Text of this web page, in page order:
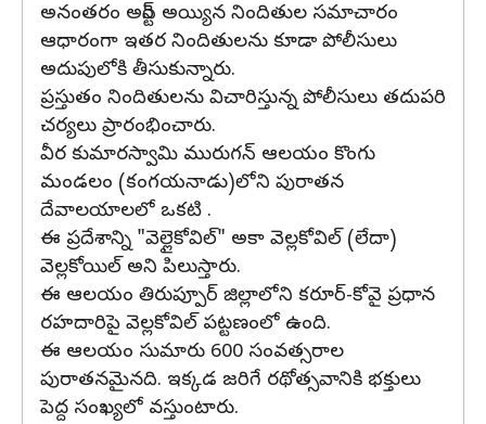
అనంతరం అరెస్ట్ అయ్యిన నిందితుల సమాచారం
ఆధారంగా ఇతర నిందితులను కూడా పోలీసులు
అదుపులోకి తీసుకున్నారు.
ప్రస్తుతం నిందితులను విచారిస్తున్న పోలీసులు తదుపరి
చర్యలు ప్రారంభించారు.
వీర కుమారస్వామి మురుగన్ ఆలయం కొంగు
మండలం (కంగయనాడు)లోని పురాతన
దేవాలయాలలో ఒకటి .
ఈ ప్రదేశాన్ని "వెల్లైకోవిల్" అకా వెల్లకోవిల్ (లేదా)
వెల్లకోయిల్ అని పిలుస్తారు.
ఈ ఆలయం తిరుప్పూర్ జిల్లాలోని కరూర్-కోవై ప్రధాన
రహదారిపై వెల్లకోవిల్ పట్టణంలో ఉంది.
ఈ ఆలయం సుమారు 600 సంవత్సరాల
పురాతనమైనది. ఇక్కడ జరిగే రథోత్సవానికి భక్తులు
పెద్ద సంఖ్యలో వస్తుంటారు.